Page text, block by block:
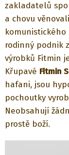
zakladatelů
a chovu
rodinný podnik
výrobků Fitmin
Křupavé Fitmin
hafani, jsou
pochoutky
Neobsahují
prostě boží.